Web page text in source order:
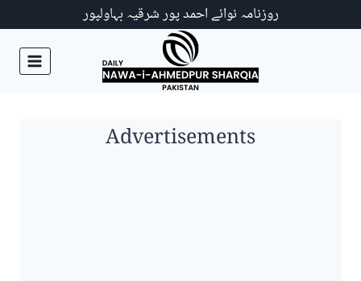
روزنامہ نوائے احمد پور شرقیہ بہاولپور
Advertisements